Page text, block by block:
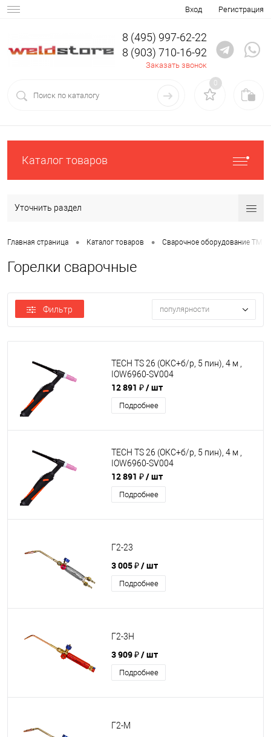
Вход Регистрация
8 (495) 997-62-22
8 (903) 710-16-92
Заказать звонок
0
Каталог товаров
Уточнить раздел
Главная страница • Каталог товаров • Сварочное оборудование ТМ
Горелки сварочные
Фильтр популярности
TECH TS 26 (ОКС+б/р, 5 пин), 4 м ,
IOW6960-SV004
12 891 ₽/ шт
Подробнее
TECH TS 26 (ОКС+б/р, 5 пин), 4 м ,
IOW6960-SV004
12 891 ₽/ шт
Подробнее
Г2-23
3 005 ₽/ шт
Подробнее
Г2-3Н
3 909 ₽/ шт
Подробнее
Г2-М